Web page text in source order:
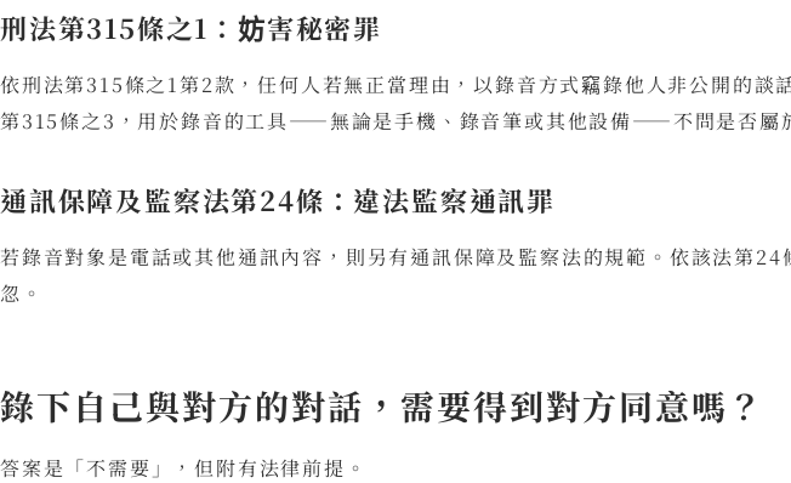
刑法第315條之1：妨害秘密罪
依刑法第315條之1第2款，任何人若無正當理由，以錄音方式竊錄他人非公開的談
第315條之3，用於錄音的工具——無論是手機、錄音筆或其他設備——不問是否屬
通訊保障及監察法第24條：違法監察通訊罪
若錄音對象是電話或其他通訊內容，則另有通訊保障及監察法的規範。依該法第
忽。
錄下自己與對方的對話，需要得到對方同意嗎？
答案是「不需要」，但附有法律前提。